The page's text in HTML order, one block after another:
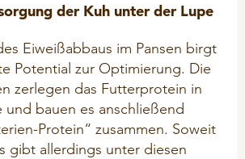
der Kuh unter der Lupe
Eiweißabbaus im Pansen birgt
Potential zur Optimierung. Die
zerlegen das Futterprotein in
und bauen es anschließend
Protein“ zusammen. Soweit
gibt allerdings unter diesen